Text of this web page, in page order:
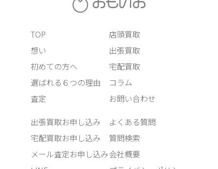
TOP
想い
初めての方へ
選ばれる６つの理由
査定
店頭買取
出張買取
宅配買取
コラム
お問い合わせ
出張買取お申し込み
宅配買取お申し込み
メール査定お申し込み
よくある質問
質問検索
会社概要